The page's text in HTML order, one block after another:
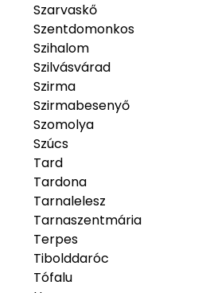
Szarvaskő
Szentdomonkos
Szihalom
Szilvásvárad
Szirma
Szirmabesenyő
Szomolya
Szúcs
Tard
Tardona
Tarnalelesz
Tarnaszentmária
Terpes
Tibolddaróc
Tófalu